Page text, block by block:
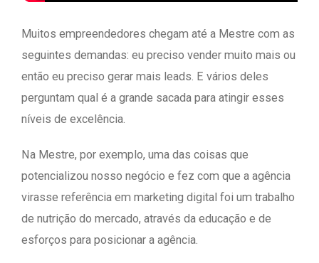
Muitos empreendedores chegam até a Mestre com as
seguintes demandas: eu preciso vender muito mais ou
então eu preciso gerar mais leads. E vários deles
perguntam qual é a grande sacada para atingir esses
níveis de excelência.
Na Mestre, por exemplo, uma das coisas que
potencializou nosso negócio e fez com que a agência
virasse referência em marketing digital foi um trabalho
de nutrição do mercado, através da educação e de
esforços para posicionar a agência.